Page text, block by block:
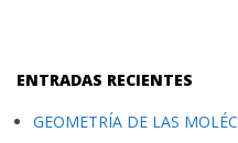
ENTRADAS RECIENTES
GEOMETRÍA DE LAS